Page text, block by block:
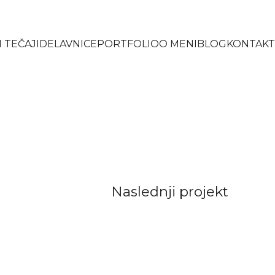
TEČAJIDELAVNICEPORTFOLIOO MENIBLOGKONTAKT
Naslednji projekt